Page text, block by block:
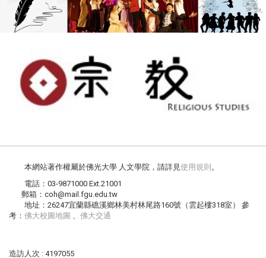
本網站著作權屬於佛光大學 人文學院，請詳見使用規則 。
電話：03-9871000 Ext.21001
郵箱：coh@mail.fgu.edu.tw
地址：26247宜蘭縣礁溪鄉林美村林尾路160號（雲起樓318室） 參
考： 佛大校圖地圖 、 佛大交通
造訪人次 : 4197055